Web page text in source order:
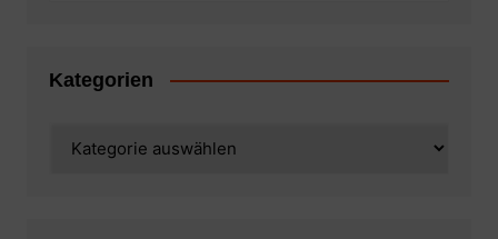
Kategorien